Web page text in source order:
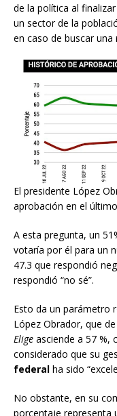
de la política al
un sector de la
en caso de buscar
El presidente López
aprobación en el
A esta pregunta, un
votaría por él para un
47.3 que respondió
respondió “no sé”.
Esto da un parámetro
López Obrador, que
Elige asciende a 57 %,
considerado que su
federal ha sido
No obstante, en su
porcentaje representa